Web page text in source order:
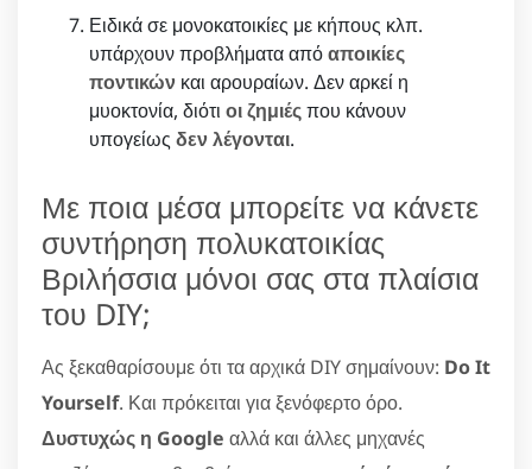
Ειδικά σε μονοκατοικίες με κήπους κλπ.
υπάρχουν προβλήματα απόαποικίες
ποντικών και αρουραίων. Δεν αρκεί η
μυοκτονία, διότι οι ζημιέςπου κάνουν
υπογείως δεν λέγονται.
Με ποια μέσα μπορείτε να κάνετε
συντήρηση πολυκατοικίας
Βριλήσσια μόνοι σας στα πλαίσια
του DIY;
Ας ξεκαθαρίσουμε ότι τα αρχικά DIY σημαίνουν: Do It
Yourself. Και πρόκειται για ξενόφερτο όρο.
Δυστυχώς η Google αλλά και άλλες μηχανές